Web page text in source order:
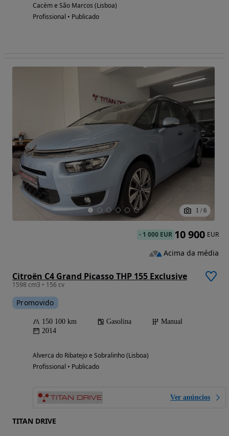
Cacém e São Marcos (Lisboa)
Profissional • Publicado
1 / 6
Citroën C4 Grand Picasso THP 155 Exclusive
1598 cm3 • 156 cv
Promovido
150 100 km Gasolina
Manual
2014
Alverca do Ribatejo e Sobralinho (Lisboa)
Profissional • Publicado
Ver anúncios
TITAN DRIVE
- 1 000 EUR 10 900 EUR
Acima da média